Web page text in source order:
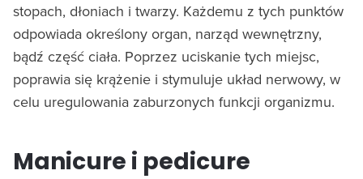
stopach, dłoniach i twarzy. Każdemu z tych punktów
odpowiada określony organ, narząd wewnętrzny,
bądź część ciała. Poprzez uciskanie tych miejsc,
poprawia się krążenie i stymuluje układ nerwowy, w
celu uregulowania zaburzonych funkcji organizmu.
Manicure i pedicure